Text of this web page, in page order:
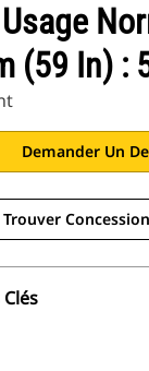
(59 In) :
Demander Un
Trouver